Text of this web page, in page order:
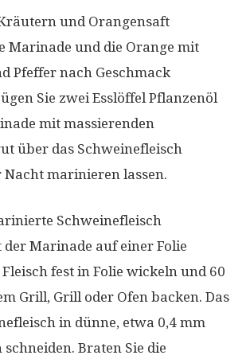
und Orangensaft
Marinade und die Orange mit
Pfeffer nach Geschmack
Sie zwei Esslöffel Pflanzenöl
mit massierenden
über das Schweinefleisch
marinieren lassen.
Schweinefleisch
Marinade auf einer Folie
fest in Folie wickeln und 60
Grill, Grill oder Ofen backen. Das
in dünne, etwa 0,4 mm
schneiden. Braten Sie die